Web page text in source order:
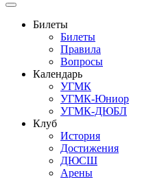
Билеты
Билеты
Правила
Вопросы
Календарь
УГМК
УГМК-Юниор
УГМК-ДЮБЛ
Клуб
История
Достижения
ДЮСШ
Арены